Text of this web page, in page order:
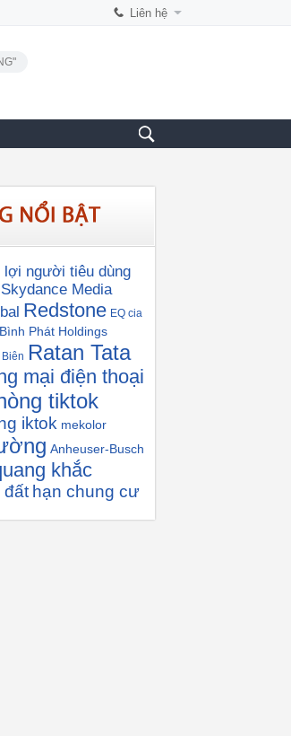
Liên hệ
lợi người tiêu dùng
Skydance Media
Redstone EQ cia
Phát Holdings
Ratan Tata
mại điện thoại
tiktok
iktok mekolor
Anheuser-Busch
khắc
đất hạn chung cư